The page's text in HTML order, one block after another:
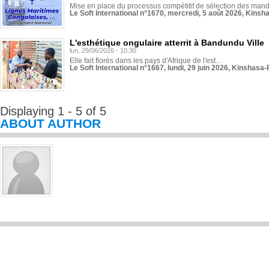
Mise en place du processus compétitif de sélection des
Le Soft International n°1670, mercredi, 5 août 2026,
L'esthétique ongulaire atterrit à Bandundu Ville
lun, 29/06/2026 - 10:30
Elle fait florès dans les pays d'Afrique de l'est...
Le Soft International n°1667, lundi, 29 juin 2026,
Displaying 1 - 5 of 5
ABOUT AUTHOR